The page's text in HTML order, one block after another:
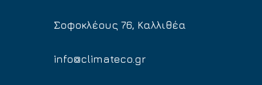
Σοφοκλέους 76, Καλλιθέα
info@climateco.gr